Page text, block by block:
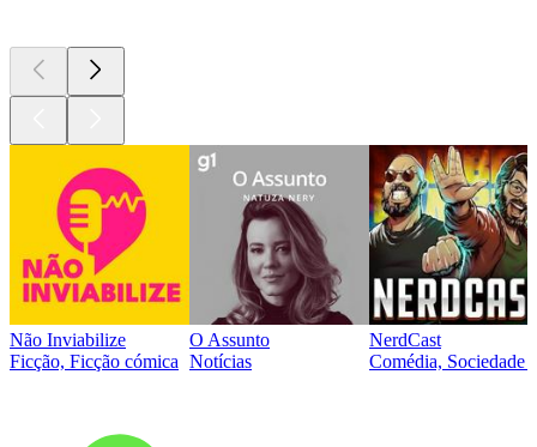
Não Inviabilize
Ficção, Ficção cómica
O Assunto
Notícias
NerdCast
Comédia, Sociedade